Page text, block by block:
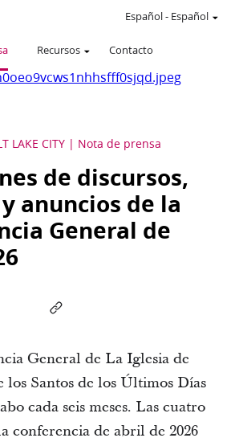
Recursos Contacto
Español- Español
LAKE CITY Nota de prensa
de discursos,
anuncios de la
General de
General de La Iglesia de
los Santos de los Últimos Días
cada seis meses. Las cuatro
conferencia de abril de 2026